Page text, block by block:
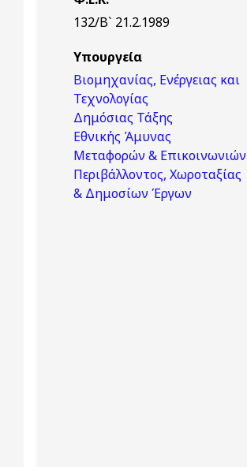
132/Β` 21.2.1989
Υπουργεία
Βιομηχανίας, Ενέργειας και
Τεχνολογίας
Δημόσιας Τάξης
Εθνικής Άμυνας
Μεταφορών & Επικοινωνιών
Περιβάλλοντος, Χωροταξίας
& Δημοσίων Έργων